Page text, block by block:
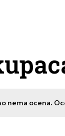
nema ocena.